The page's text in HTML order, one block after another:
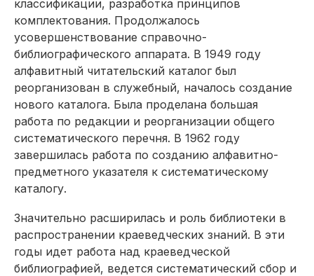
классификации, разработка принципов
комплектования. Продолжалось
усовершенствование справочно-
библиографического аппарата. В 1949 году
алфавитный читательский каталог был
реорганизован в служебный, началось создание
нового каталога. Была проделана большая
работа по редакции и реорганизации общего
систематического перечня. В 1962 году
завершилась работа по созданию алфавитно-
предметного указателя к систематическому
каталогу.
Значительно расширилась и роль библиотеки в
распространении краеведческих знаний. В эти
годы идет работа над краеведческой
библиографией, ведется систематический сбор и